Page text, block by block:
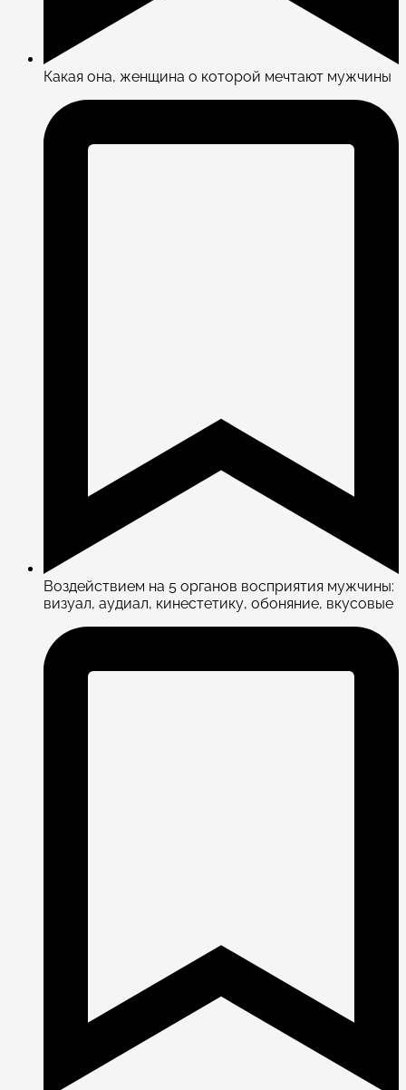
Какая она, женщина о которой мечтают мужчины
Воздействием на 5 органов восприятия мужчины:
визуал, аудиал, кинестетику, обоняние, вкусовые